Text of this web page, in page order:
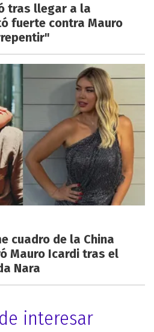
tras llegar a la
fuerte contra Mauro
cuadro de la China
Mauro Icardi tras el
Nara
interesar